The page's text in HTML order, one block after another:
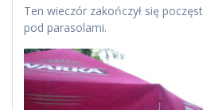
Ten wieczór zakończył się
pod parasolami.